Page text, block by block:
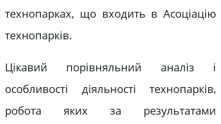
технопарках, що входить в Асоціацію
технопарків.
Цікавий порівняльний аналіз і
особливості діяльності технопарків,
робота яких за результатами